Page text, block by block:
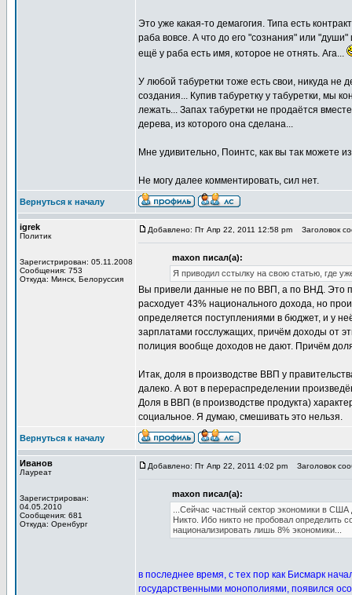
Это уже какая-то демагогия. Типа есть
раба вовсе. А что до его "сознания" или
ещё у раба есть имя, которое не отнять. Ага...
У любой табуретки тоже есть свои, никуда не
создания... Купив табуретку у табуретки, мы
лежать... Запах табуретки не продаётся
дерева, из которого она сделана...
Мне удивительно, Поинтс, как вы так можете
Не могу далее комментировать, сил нет.
Вернуться к началу
igrek
Политик
Зарегистрирован: 05.11.2008
Сообщения: 753
Откуда: Минск, Белоруссия
Добавлено: Пт Апр 22, 2011 12:58 pm Заголовок
maxon писал(а):
Я приводил сстылку на свою статью, где
Вы привели данные не по ВВП, а по ВНД. Это
расходует 43% национального дохода, но
определяется поступлениями в бюджет, и у
зарплатами госслужащих, причём доходы от
полиция вообще доходов не дают. Причём
Итак, доля в производстве ВВП у
далеко. А вот в перераспределении
Доля в ВВП (в производстве продукта)
социальное. Я думаю, смешивать это нельзя.
Вернуться к началу
Иванов
Лауреат
Зарегистрирован:
04.05.2010
Сообщения: 681
Откуда: Оренбург
Добавлено: Пт Апр 22, 2011 4:02 pm Заголовок
maxon писал(а):
...Сейчас частный сектор экономики в
Никто. Ибо никто не пробовал определить
национализировать лишь 8% экономики...
в последнее время, с тех пор как Бисмарк
государственными монополиями, появился